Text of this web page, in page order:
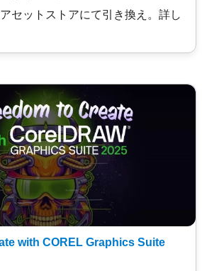
セットストアにて引き換え。詳し
with COREL Graphics Suite